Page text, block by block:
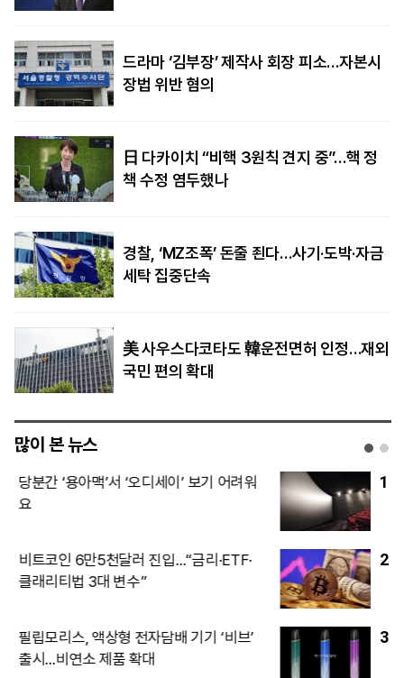
드라마 ‘김부장’ 제작사 회장 피소…자본시
장법 위반 혐의
日 다카이치 “비핵 3원칙 견지 중”…핵 정
책 수정 염두했나
경찰, ‘MZ조폭’ 돈줄 죈다…사기·도박·자금
세탁 집중단속
美 사우스다코타도 韓운전면허 인정…재외
국민 편의 확대
많이 본 뉴스
1
7월 수도권 15억∼20억원대 아파트 거래
2
영동∼오창 고속도로, ‘환경평가 완료’로
본격화…2027년 착공, 2032년 완공
3
트럼프, 이란 추가공습 유보...이란, 호르무
즈 쥐고 트럼프 출구전략 압박